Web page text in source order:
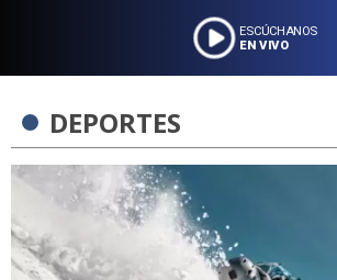
ESCÚCHANOS
EN VIVO
DEPORTES